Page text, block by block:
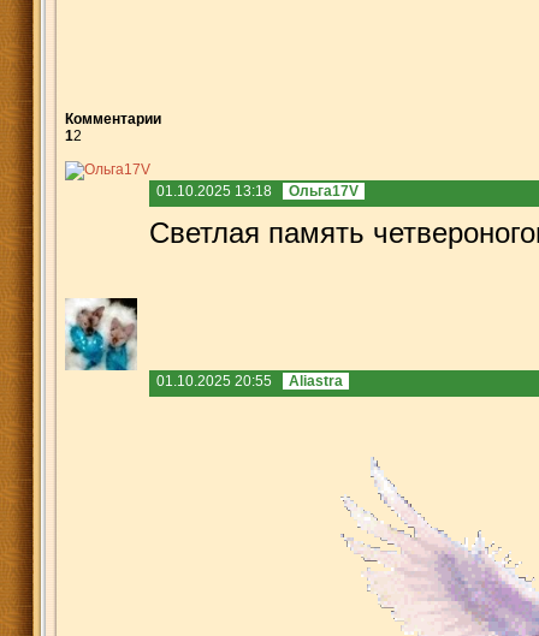
Комментарии
12
01.10.2025 13:18 Ольга17V
Светлая память
01.10.2025 20:55 Aliastra